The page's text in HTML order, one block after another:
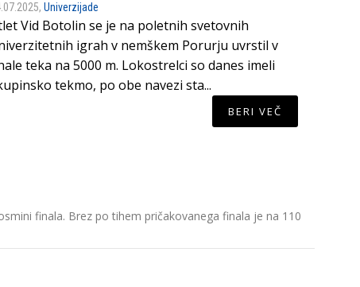
Univerzijade
Vid Botolin se je na poletnih svetovnih
igrah v nemškem Porurju uvrstil v
teka na 5000 m. Lokostrelci so danes imeli
tekmo, po obe navezi sta...
BERI VEČ
finala. Brez po tihem pričakovanega finala je na 110